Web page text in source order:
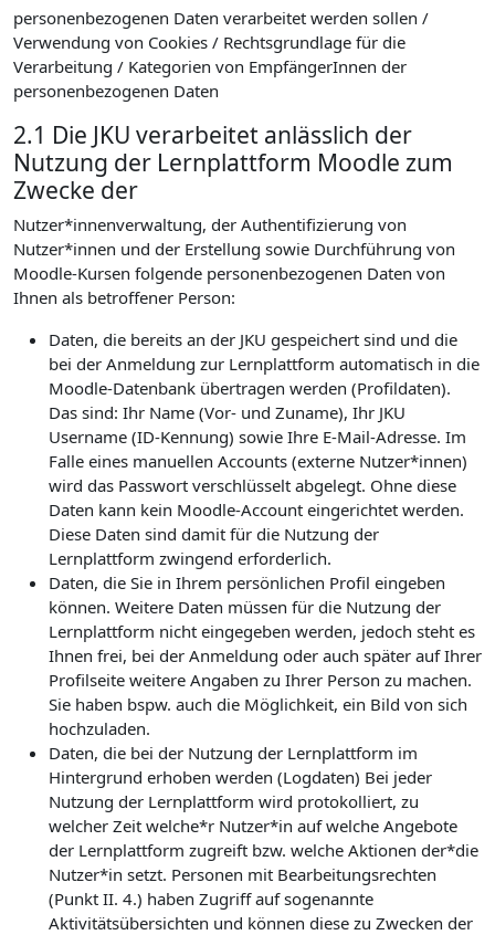
personenbezogenen Daten verarbeitet werden sollen /
Verwendung von Cookies / Rechtsgrundlage für die
Verarbeitung / Kategorien von EmpfängerInnen der
personenbezogenen Daten
2.1 Die JKU verarbeitet anlässlich der
Nutzung der Lernplattform Moodle zum
Zwecke der
Nutzer*innenverwaltung, der Authentifizierung von
Nutzer*innen und der Erstellung sowie Durchführung von
Moodle-Kursen folgende personenbezogenen Daten von
Ihnen als betroffener Person:
Daten, die bereits an der JKU gespeichert sind und die
bei der Anmeldung zur Lernplattform automatisch in die
Moodle-Datenbank übertragen werden (Profildaten).
Das sind: Ihr Name (Vor- und Zuname), Ihr JKU
Username (ID-Kennung) sowie Ihre E-Mail-Adresse. Im
Falle eines manuellen Accounts (externe Nutzer*innen)
wird das Passwort verschlüsselt abgelegt. Ohne diese
Daten kann kein Moodle-Account eingerichtet werden.
Diese Daten sind damit für die Nutzung der
Lernplattform zwingend erforderlich.
Daten, die Sie in Ihrem persönlichen Profil eingeben
können. Weitere Daten müssen für die Nutzung der
Lernplattform nicht eingegeben werden, jedoch steht es
Ihnen frei, bei der Anmeldung oder auch später auf Ihrer
Profilseite weitere Angaben zu Ihrer Person zu machen.
Sie haben bspw. auch die Möglichkeit, ein Bild von sich
hochzuladen.
Daten, die bei der Nutzung der Lernplattform im
Hintergrund erhoben werden (Logdaten) Bei jeder
Nutzung der Lernplattform wird protokolliert, zu
welcher Zeit welche*r Nutzer*in auf welche Angebote
der Lernplattform zugreift bzw. welche Aktionen der*die
Nutzer*in setzt. Personen mit Bearbeitungsrechten
(Punkt II. 4.) haben Zugriff auf sogenannte
Aktivitätsübersichten und können diese zu Zwecken der